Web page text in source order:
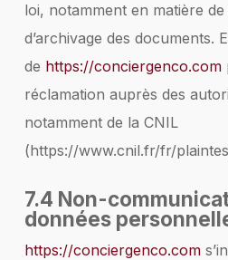
loi, notamment en matière
d’archivage des documents.
de https://conciergenco.com
réclamation auprès des
notamment de la CNIL
(https://www.cnil.fr/fr/
7.4 Non-
données
https://conciergenco.com